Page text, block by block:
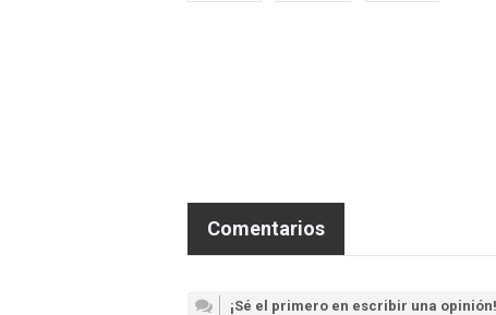
Comentarios
¡Sé el primero en escribir una opinión!